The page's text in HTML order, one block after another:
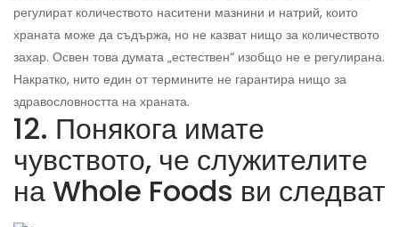
регулират количеството наситени мазнини и натрий, които
храната може да съдържа, но не казват нищо за количеството
захар. Освен това думата „естествен“ изобщо не е регулирана.
Накратко, нито един от термините не гарантира нищо за
здравословността на храната.
12. Понякога имате
чувството, че служителите
на Whole Foods ви следват